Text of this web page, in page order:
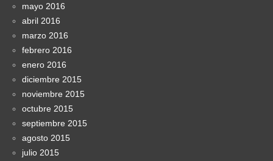
mayo 2016
abril 2016
marzo 2016
febrero 2016
enero 2016
diciembre 2015
noviembre 2015
octubre 2015
septiembre 2015
agosto 2015
julio 2015